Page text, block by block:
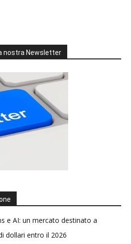
nostra Newsletter
e AI: un mercato destinato a
dollari entro il 2026